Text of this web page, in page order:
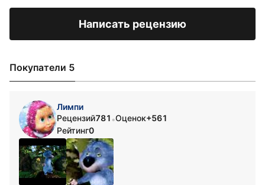
Написать рецензию
Покупатели 5
Лимпи
Рецензий781 •Оценок+561
Рейтинг0